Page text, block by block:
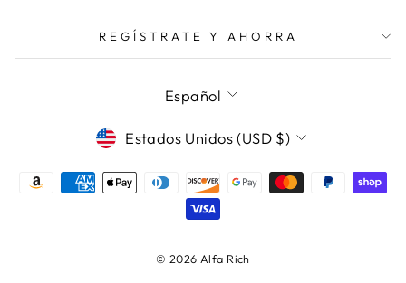
REGÍSTRATE Y AHORRA
IDIOMA
Español
MONEDA
Estados Unidos (USD $)
© 2026 Alfa Rich